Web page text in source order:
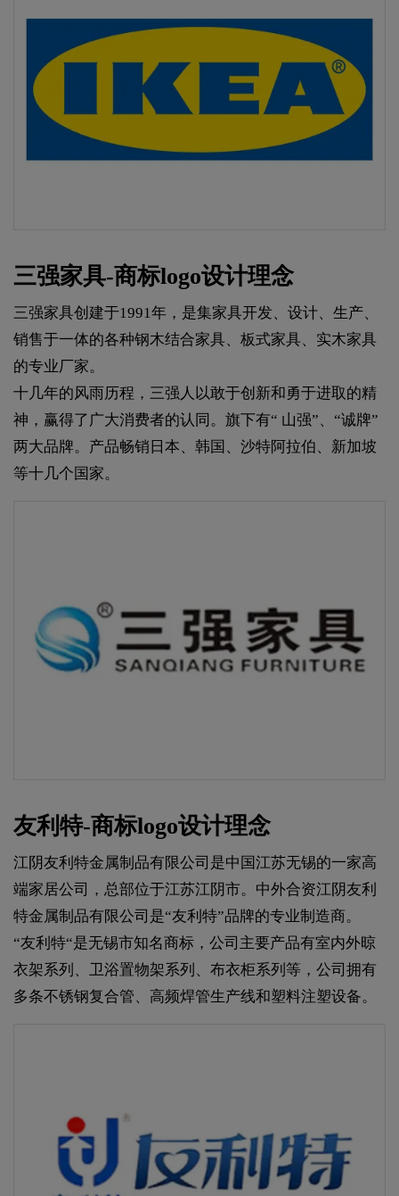
三强家具-商标logo设计理念
三强家具创建于1991年，是集家具开发、设计、生产、
销售于一体的各种钢木结合家具、板式家具、实木家具
的专业厂家。
十几年的风雨历程，三强人以敢于创新和勇于进取的精
神，赢得了广大消费者的认同。旗下有“ 山强”、“诚牌”
两大品牌。产品畅销日本、韩国、沙特阿拉伯、新加坡
等十几个国家。
友利特-商标logo设计理念
江阴友利特金属制品有限公司是中国江苏无锡的一家高
端家居公司，总部位于江苏江阴市。中外合资江阴友利
特金属制品有限公司是“友利特”品牌的专业制造商。
“友利特“是无锡市知名商标，公司主要产品有室内外晾
衣架系列、卫浴置物架系列、布衣柜系列等，公司拥有
多条不锈钢复合管、高频焊管生产线和塑料注塑设备。